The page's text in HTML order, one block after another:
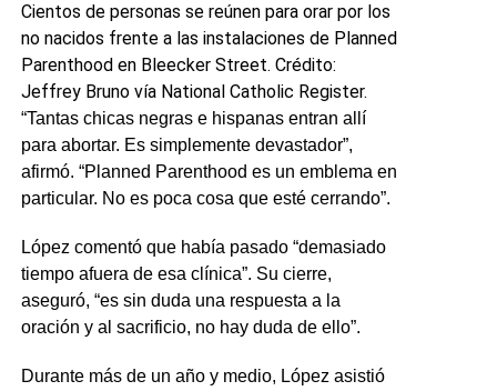
Cientos de personas se reúnen para orar por los
no nacidos frente a las instalaciones de Planned
Parenthood en Bleecker Street. Crédito:
Jeffrey Bruno vía National Catholic Register.
“Tantas chicas negras e hispanas entran allí
para abortar. Es simplemente devastador”,
afirmó. “Planned Parenthood es un emblema en
particular. No es poca cosa que esté cerrando”.
López comentó que había pasado “demasiado
tiempo afuera de esa clínica”. Su cierre,
aseguró, “es sin duda una respuesta a la
oración y al sacrificio, no hay duda de ello”.
Durante más de un año y medio, López asistió